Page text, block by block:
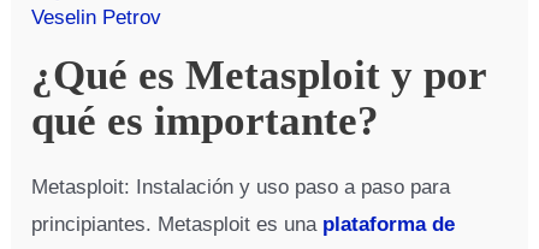
Veselin Petrov
¿Qué es Metasploit y por
qué es importante?
Metasploit: Instalación y uso paso a paso para
principiantes. Metasploit es una plataforma de